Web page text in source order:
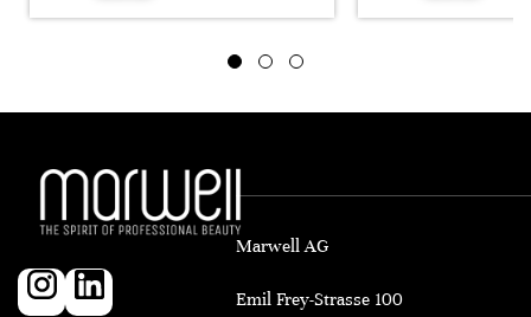
Marwell AG
Emil Frey-Strasse 100